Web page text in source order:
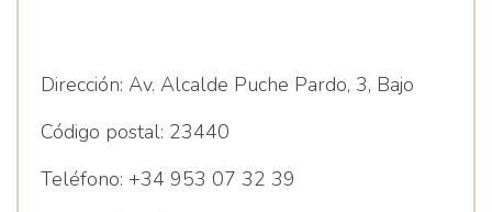
Dirección: Av. Alcalde Puche Pardo, 3, Bajo
Código postal: 23440
Teléfono: +34 953 07 32 39